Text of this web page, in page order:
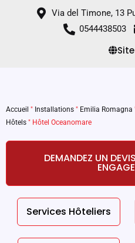
Via del Timone, 13
0544438503
Accueil " Installations " Emilia Romagna
Hôtels " Hôtel Oceanomare
DEMANDEZ UN
Services Hôteliers